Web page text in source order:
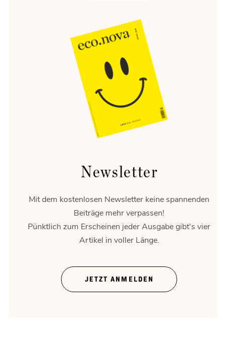
Circular Escape
Eine schöne Umgebung verändert, wie wir reisen,
entspannen und erinnern.
Theater ohne Zeigefinger
Gregor Bloéb über „Feuernacht“. Und mehr.
Newsletter
Mit dem kostenlosen Newsletter keine spannenden
Beiträge mehr verpassen!
Pünktlich zum Erscheinen jeder Ausgabe gibt's vier
Artikel in voller Länge.
JETZT ANMELDEN